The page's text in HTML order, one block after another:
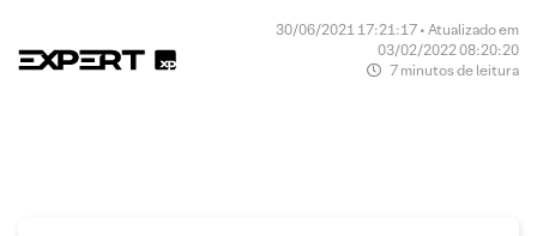
30/06/2021 17:21:17 • Atualizado em
03/02/2022 08:20:20
7 minutos de leitura